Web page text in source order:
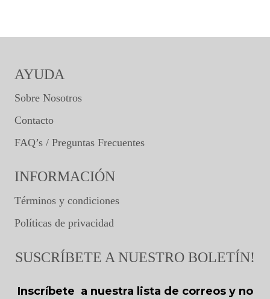
AYUDA
Sobre Nosotros
Contacto
FAQ’s / Preguntas Frecuentes
INFORMACIÓN
Términos y condiciones
Políticas de privacidad
SUSCRÍBETE A NUESTRO BOLETÍN!
Inscríbete a nuestra lista de correos y no